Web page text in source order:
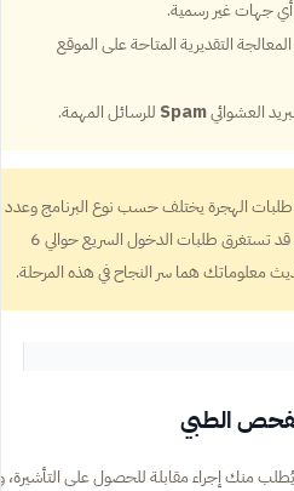
جهات غير رسمية.
التقديرية المتاحة على الموقع
العشوائيSpam للرسائل المهمة.
الهجرة يختلف حسب نوع البرنامج وعدد
الطلبات، ولكن في المتوسط قد تستغرق طلبات الدخول السريع حوالي 6
معلوماتك هما سر النجاح في هذه المرحلة.
الطبي
منك إجراء مقابلة للحصول على التأشيرة،